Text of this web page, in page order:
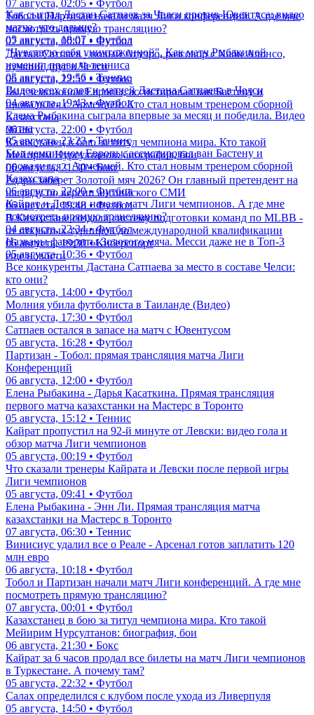
07 августа, 02:05 • Футбол
Тобол и Партизан начали матч Лиги конференций. А где мне
посмотреть прямую трансляцию?
07 августа, 00:01 • Футбол
Дастан Сатпаев - новый Агуэро, разговор с Хаби Алонсо,
лучший друг в Челси
06 августа, 22:52 • Футбол
Был чемпионом Европы, ассистировал ван Бастену и
провалился с Арменией. Кто стал новым тренером сборной
Казахстана
06 августа, 22:00 • Футбол
Казахстанец в бою за титул чемпиона мира. Кто такой
Мейирим Нурсултанов: биография, бои
06 августа, 21:30 • Бокс
Родри заберет Золотой мяч 2026? Он главный претендент на
награду по версии английского СМИ
06 августа, 19:48 • Футбол
В Казахстане создали систему подготовки команд по MLBB -
от открытых турниров до международной квалификации
06 августа, 19:30 • Киберспорт
еще новости
Как сыграл Дастан Сатпаев за Челси против Ювентуса: видео
матча, что дальше?
05 августа, 18:07 • Футбол
"Чувствую себя уничтоженной". Как матч Рыбакиной
изменил правила тенниса
05 августа, 19:56 • Теннис
Видео всех голов и матчей Дастана Сатпаева в Челси
04 августа, 19:43 • Футбол
Елена Рыбакина сыграла впервые за месяц и победила. Видео
матча
05 августа, 23:23 • Теннис
Был чемпионом Европы, ассистировал ван Бастену и
провалился с Арменией. Кто стал новым тренером сборной
Казахстана
06 августа, 22:00 • Футбол
Кайрат и Левски начали матч Лиги чемпионов. А где мне
посмотреть прямую трансляцию?
04 августа, 22:34 • Футбол
Названы фавориты Золотого мяча. Месси даже не в Топ-3
05 августа, 10:36 • Футбол
Все конкуренты Дастана Сатпаева за место в составе Челси:
кто они?
05 августа, 14:00 • Футбол
Молния убила футболиста в Таиланде (Видео)
05 августа, 17:30 • Футбол
Сатпаев остался в запасе на матч с Ювентусом
05 августа, 16:28 • Футбол
Партизан - Тобол: прямая трансляция матча Лиги
Конференций
06 августа, 12:00 • Футбол
Елена Рыбакина - Дарья Касаткина. Прямая трансляция
первого матча казахстанки на Мастерс в Торонто
05 августа, 15:12 • Теннис
Кайрат пропустил на 92-й минуте от Левски: видео гола и
обзор матча Лиги чемпионов
05 августа, 00:19 • Футбол
Что сказали тренеры Кайрата и Левски после первой игры
Лиги чемпионов
05 августа, 09:41 • Футбол
Елена Рыбакина - Энн Ли. Прямая трансляция матча
казахстанки на Мастерс в Торонто
07 августа, 06:30 • Теннис
Винисиус удалил все о Реале - Арсенал готов заплатить 120
млн евро
06 августа, 10:18 • Футбол
Тобол и Партизан начали матч Лиги конференций. А где мне
посмотреть прямую трансляцию?
07 августа, 00:01 • Футбол
Казахстанец в бою за титул чемпиона мира. Кто такой
Мейирим Нурсултанов: биография, бои
06 августа, 21:30 • Бокс
Кайрат за 6 часов продал все билеты на матч Лиги чемпионов
в Туркестане. А почему там?
05 августа, 22:32 • Футбол
Салах определился с клубом после ухода из Ливерпуля
05 августа, 14:50 • Футбол